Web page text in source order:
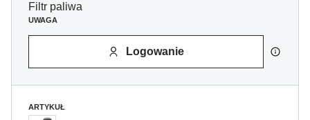
Filtr paliwa
UWAGA
Logowanie
ARTYKUŁ